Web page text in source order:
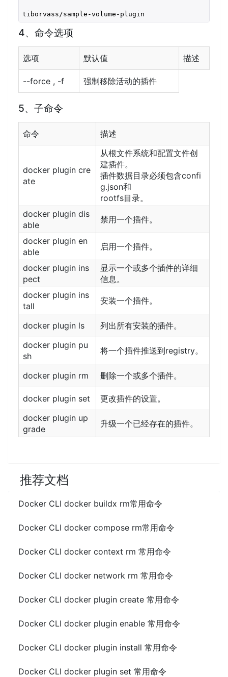
tiborvass/sample-volume-plugin
4、命令选项
选项 默认值 描述
--force , -f 强制移除活动的插件
5、子命令
命令 描述
docker plugin cre
ate
从根文件系统和配置文件创
建插件。
插件数据目录必须包含confi
g.json和
rootfs目录。
docker plugin dis
able
禁用一个插件。
docker plugin en
able
启用一个插件。
docker plugin ins
pect
显示一个或多个插件的详细
信息。
docker plugin ins
tall
安装一个插件。
docker plugin ls
列出所有安装的插件。
docker plugin pu
sh
将一个插件推送到registry。
docker plugin rm 删除一个或多个插件。
docker plugin set
更改插件的设置。
docker plugin up
grade
升级一个已经存在的插件。
推荐文档
Docker CLI docker buildx rm常用命令
Docker CLI docker compose rm常用命令
Docker CLI docker context rm 常用命令
Docker CLI docker network rm 常用命令
Docker CLI docker plugin create 常用命令
Docker CLI docker plugin enable 常用命令
Docker CLI docker plugin install 常用命令
Docker CLI docker plugin set 常用命令